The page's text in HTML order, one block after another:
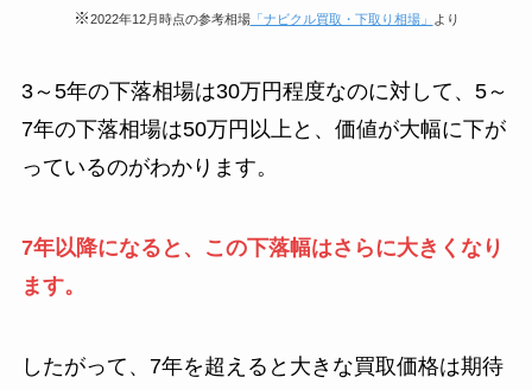
※2022年12月時点の参考相場「ナビクル買取・下取り相場」 より
3～5年の下落相場は30万円程度なのに対して、5～
7年の下落相場は50万円以上と、価値が大幅に下が
っているのがわかります。
7年以降になると、この下落幅はさらに大きくなり
ます。
したがって、7年を超えると大きな買取価格は期待